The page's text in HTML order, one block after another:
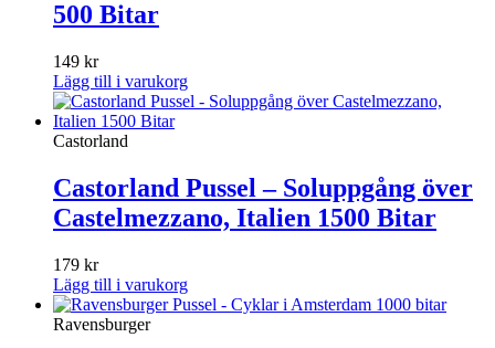
500 Bitar
149 kr
Lägg till i varukorg
Castorland
Castorland Pussel – Soluppgång över
Castelmezzano, Italien 1500 Bitar
179 kr
Lägg till i varukorg
Ravensburger